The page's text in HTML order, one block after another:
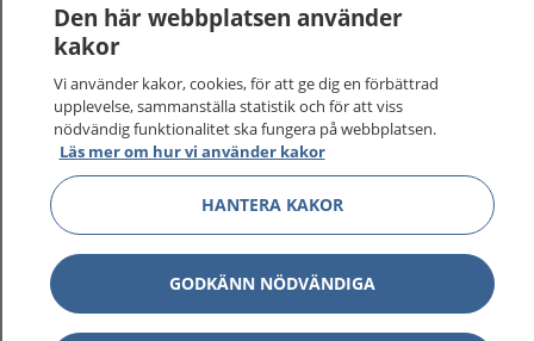
1177 – tryggt om din hälsa och vård
På 1177.se får du råd om hälsa och information om
sjukdomar och vilka mottagningar du kan kontakta.
Logga in för att läsa din journal och göra dina
vårdärenden. Ring telefonnummer 1177 för
sjukvårdsrådgivning dygnet runt.
1177 ger dig råd när du vill må bättre.
Den här webbplatsen använder
kakor
Vi använder kakor, cookies, för att ge dig en förbättrad
upplevelse, sammanställa statistik och för att viss
nödvändig funktionalitet ska fungera på webbplatsen.
Läs mer om hur vi använder kakor
HANTERA KAKOR
GODKÄNN NÖDVÄNDIGA